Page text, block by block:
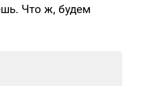
Что ж, будем